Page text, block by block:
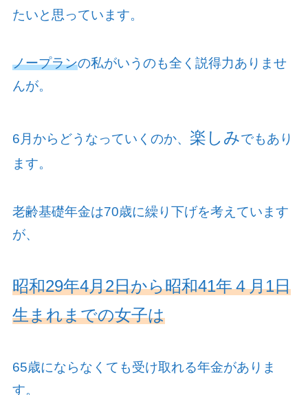
たいと思っています。
ノープランの私がいうのも全く説得力ありませ
んが。
6 月からどうなっていくのか、 楽しみでもあり
ます。
老齢基礎年金は70歳に繰り下げを考えています
が、
昭和29年4月2日から昭和41年４月1日
生まれまでの女子は
65歳にならなくても受け取れる年金がありま
す。